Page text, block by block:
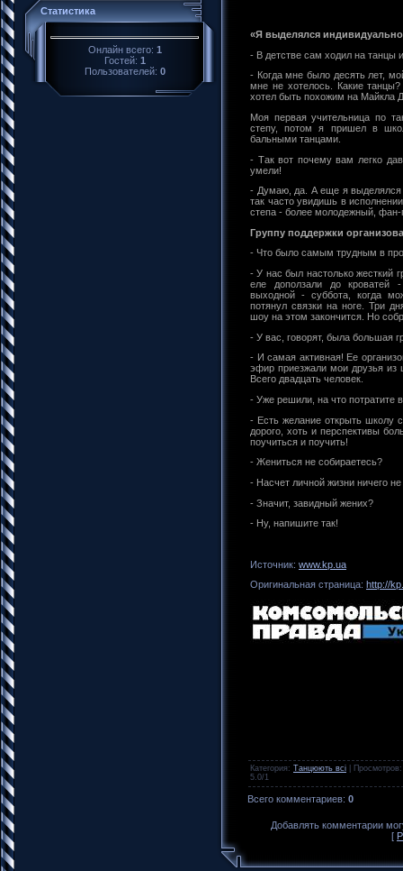
Статистика
Онлайн всего: 1
Гостей: 1
Пользователей: 0
«Я выделялся
- В детстве сам ходил на танцы
- Когда мне было десять лет,
мне не хотелось. Какие
хотел быть похожим на Майкла
Моя первая учительница по
степу, потом я пришел в
бальными танцами.
- Так вот почему вам легко
умели!
- Думаю, да. А еще я выделялся
так часто увидишь в
степа - более молодежный, фан-
Группу поддержки
- Что было самым трудным в
- У нас был настолько жесткий
еле доползали до кроватей
выходной - суббота, когда
потянул связки на ноге. Три
шоу на этом закончится. Но
- У вас, говорят, была большая
- И самая активная! Ее
эфир приезжали мои друзья из
Всего двадцать человек.
- Уже решили, на что потратите
- Есть желание открыть школу
дорого, хоть и перспективы
поучиться и поучить!
- Жениться не собираетесь?
- Насчет личной жизни ничего не
- Значит, завидный жених?
- Ну, напишите так!
Источник: www.kp.ua
Оригинальная страница: http://
Категория: Танцюють всі Просмотров
5.0/1
Всего комментариев: 0
Добавлять комментарии
[